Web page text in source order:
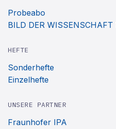
Probeabo
BILD DER
HEFTE
Sonderhefte
Einzelhefte
UNSERE PARTNER
Fraunhofer IPA